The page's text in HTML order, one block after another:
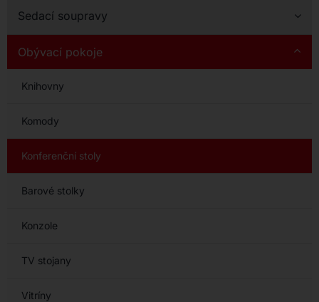
Sedací soupravy
Obývací pokoje
Knihovny
Komody
Konferenční stoly
Barové stolky
Konzole
TV stojany
Vitríny
sebou libovolně
kombinovat.